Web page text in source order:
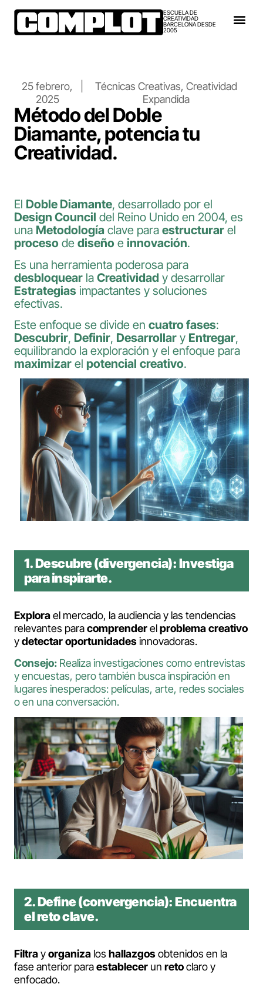
ESCUELA DE
CREATIVIDAD
BARCELONA DESDE
2005
25 febrero,
2025
Técnicas Creativas, Creatividad
Expandida
Método del Doble
Diamante, potencia tu
Creatividad.
El Doble Diamante, desarrollado por el
Design Council del Reino Unido en 2004, es
una Metodología clave para estructurar el
proceso de diseño e innovación.
Es una herramienta poderosa para
desbloquear la Creatividad y desarrollar
Estrategias impactantes y soluciones
efectivas.
Este enfoque se divide en cuatro fases:
Descubrir, Definir, Desarrollar y Entregar,
equilibrando la exploración y el enfoque para
maximizar el potencial creativo.
1.Descubre (divergencia):Investiga
para inspirarte.
Explorael mercado, la audiencia y las tendencias
relevantes paracomprenderelproblemacreativo
ydetectaroportunidadesinnovadoras.
Consejo: Realiza investigaciones como entrevistas
y encuestas, pero también busca inspiración en
lugares inesperados: películas, arte, redes sociales
o en una conversación.
2.Define (convergencia):Encuentra
el reto clave.
Filtrayorganiza los hallazgosobtenidos en la
fase anterior paraestablecer un retoclaro y
enfocado.